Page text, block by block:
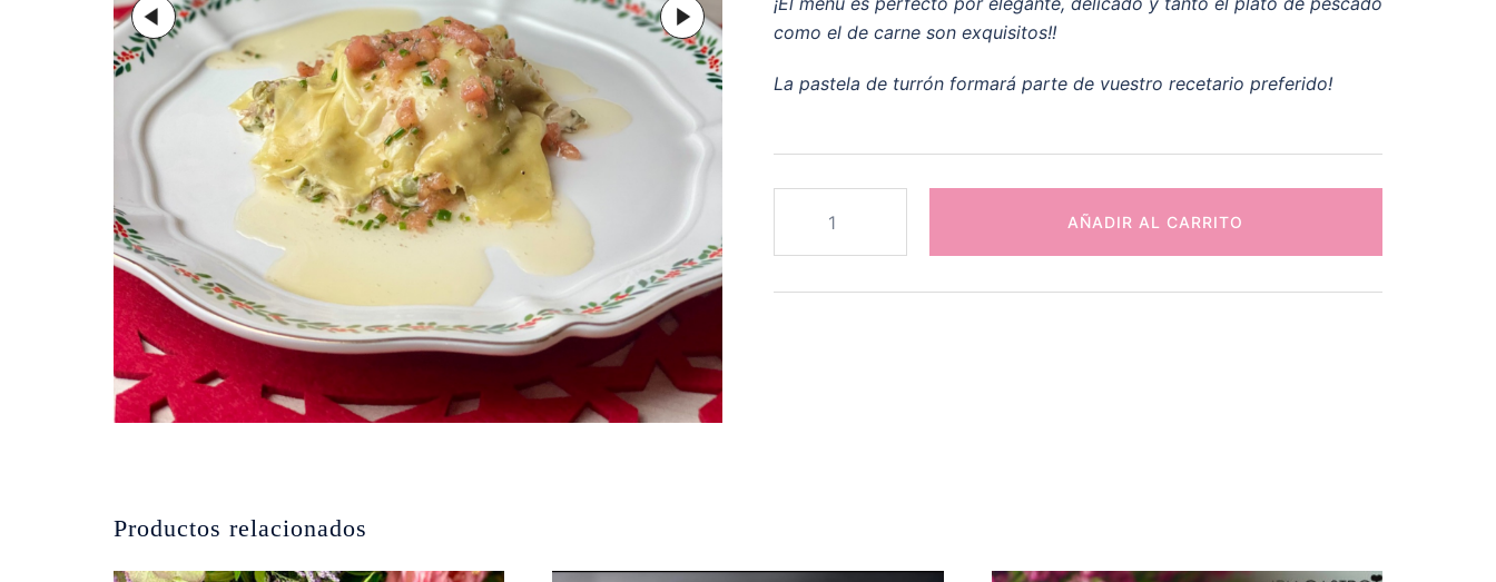
como el de carne son exquisitos!!
La pastela de turrón formará parte de vuestro recetario preferido!
Navidad
6
cantidad
AÑADIR AL CARRITO
Productos relacionados